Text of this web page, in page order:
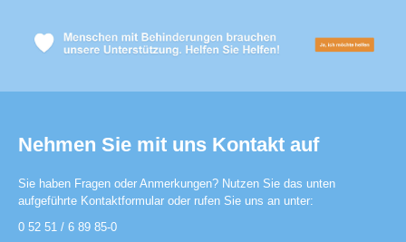
Nehmen Sie mit uns Kontakt auf
Sie haben Fragen oder Anmerkungen? Nutzen Sie das unten
aufgeführte Kontaktformular oder rufen Sie uns an unter:
0 52 51 / 6 89 85-0